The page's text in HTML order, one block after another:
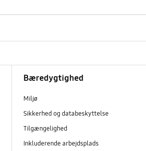
Bæredygtighed
Miljø
Sikkerhed og databeskyttelse
Tilgængelighed
Inkluderende arbejdsplads